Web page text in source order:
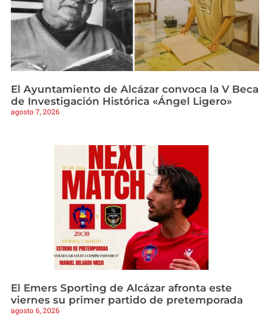
El Ayuntamiento de Alcázar convoca la V Beca
de Investigación Histórica «Ángel Ligero»
agosto 7, 2026
El Emers Sporting de Alcázar afronta este
viernes su primer partido de pretemporada
agosto 6, 2026